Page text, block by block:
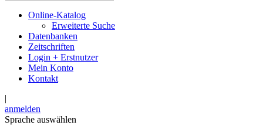
Online-Katalog
Erweiterte Suche
Datenbanken
Zeitschriften
Login + Erstnutzer
Mein Konto
Kontakt
|
anmelden
Sprache auswählen